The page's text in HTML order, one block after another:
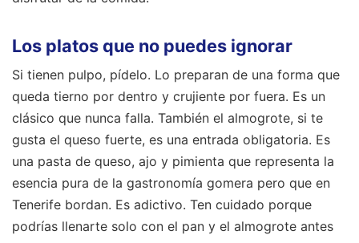
Los platos que no puedes ignorar
Si tienen pulpo, pídelo. Lo preparan de una forma que
queda tierno por dentro y crujiente por fuera. Es un
clásico que nunca falla. También el almogrote, si te
gusta el queso fuerte, es una entrada obligatoria. Es
una pasta de queso, ajo y pimienta que representa la
esencia pura de la gastronomía gomera pero que en
Tenerife bordan. Es adictivo. Ten cuidado porque
podrías llenarte solo con el pan y el almogrote antes